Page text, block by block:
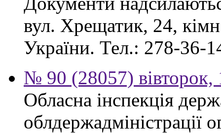
вул. Хрещатик, 24,
України. Тел.: 278-36-
№ 90 (28057) вівторок,
Обласна інспекція
облдержадміністрації